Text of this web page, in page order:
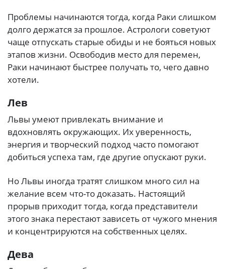
Проблемы начинаются тогда, когда Раки слишком
долго держатся за прошлое. Астрологи советуют
чаще отпускать старые обиды и не бояться новых
этапов жизни. Освободив место для перемен,
Раки начинают быстрее получать то, чего давно
хотели.
Лев
Львы умеют привлекать внимание и
вдохновлять окружающих. Их уверенность,
энергия и творческий подход часто помогают
добиться успеха там, где другие опускают руки.
Но Львы иногда тратят слишком много сил на
желание всем что-то доказать. Настоящий
прорыв приходит тогда, когда представители
этого знака перестают зависеть от чужого мнения
и концентрируются на собственных целях.
Дева